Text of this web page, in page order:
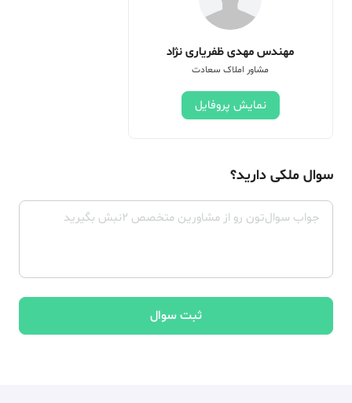
مهندس مهدی ظفریاری نژاد
مشاور املاک سعادت
نمایش پروفایل
سوال ملکی دارید؟
ثبت سوال